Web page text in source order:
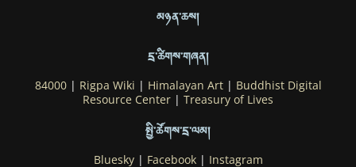
མཉན་ཆས།
དྲ་ཚིགས་གཞན།
84000| Rigpa Wiki | Himalayan Art| Buddhist Digital
Resource Center | Treasury of Lives
སྤྱི་ཚོགས་དྲ་ལམ།
Bluesky| Facebook| Instagram